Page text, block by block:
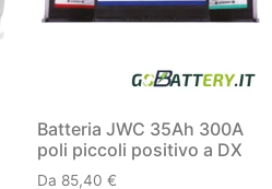
Batteria JWC 35Ah 300A
poli piccoli positivo a DX
Da 85,40 €